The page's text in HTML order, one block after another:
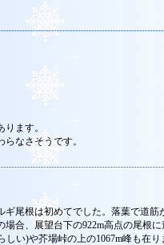
ます。
なさそうです。
尾根は初めてでした。落葉で道
合、展望台下の922m高点の尾根
しい)や芥場峠の上の1067m峰も在